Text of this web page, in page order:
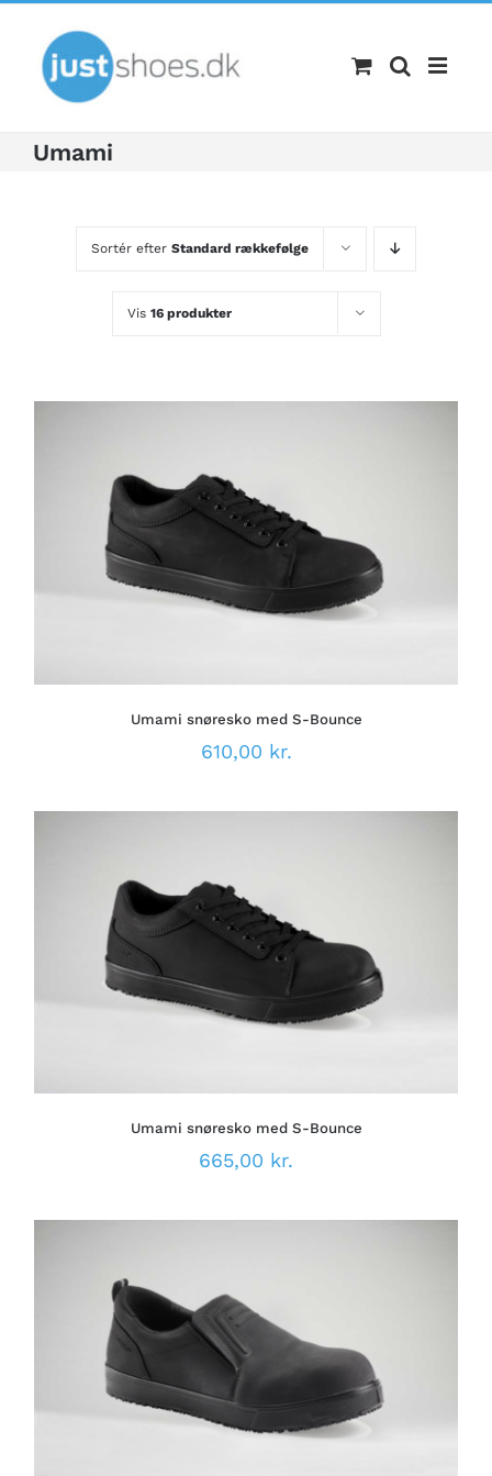
content
Umami
Sortér efter Standard rækkefølge
Vis 16 produkter
VÆLG MULIGHEDER
DETTE
FLERE
VARIANTER.
VÆLGES
VARESIDEN
/
DETALJER
Umami snøresko med S-Bounce
610,00 kr.
VÆLG MULIGHEDER
DETTE
FLERE
VARIANTER.
VÆLGES
VARESIDEN
/
DETALJER
Umami snøresko med S-Bounce
665,00 kr.
VÆLG MULIGHEDER
DETTE
VARE
HAR
FLERE
VARIANTER.
DETALJER